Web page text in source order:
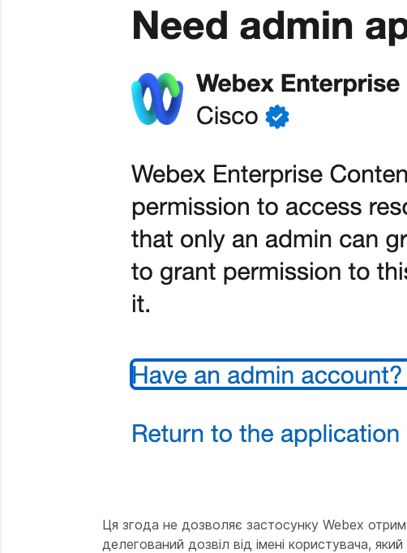
Ця згода не дозволяє застосунку Webex
делегований дозвіл від імені користувача,